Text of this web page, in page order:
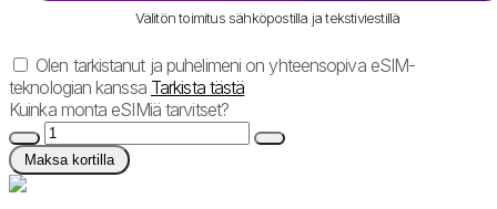
Välitön toimitus sähköpostilla ja tekstiviestillä
Olen tarkistanut ja puhelimeni on yhteensopiva eSIM-
teknologian kanssa Tarkista tästä
Kuinka monta eSIMiä tarvitset?
Maksa kortilla